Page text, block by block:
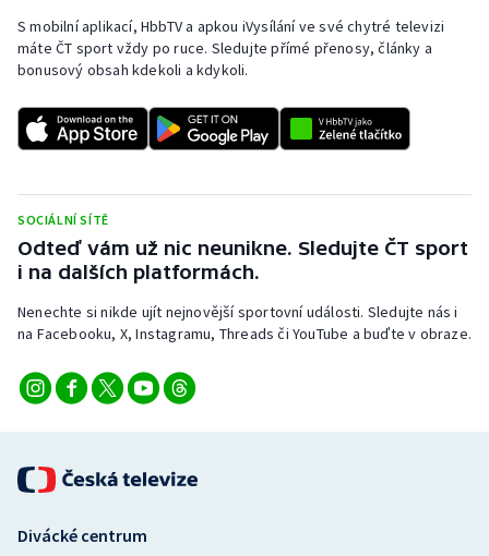
S mobilní aplikací, HbbTV a apkou iVysílání ve své chytré televizi
máte ČT sport vždy po ruce. Sledujte přímé přenosy, články a
bonusový obsah kdekoli a kdykoli.
SOCIÁLNÍ SÍTĚ
Odteď vám už nic neunikne. Sledujte ČT sport
i na dalších platformách.
Nenechte si nikde ujít nejnovější sportovní události. Sledujte nás i
na Facebooku, X, Instagramu, Threads či YouTube a buďte v obraze.
Divácké centrum